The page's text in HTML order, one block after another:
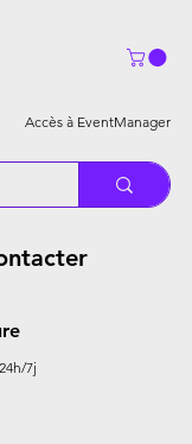
Accès à EventManager
7j